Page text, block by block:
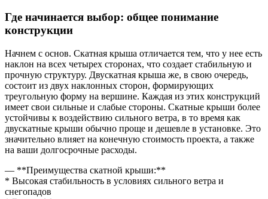
Где начинается выбор: общее понимание
конструкции
Начнем с основ. Скатная крыша отличается тем, что у нее есть
наклон на всех четырех сторонах, что создает стабильную и
прочную структуру. Двускатная крыша же, в свою очередь,
состоит из двух наклонных сторон, формирующих
треугольную форму на вершине. Каждая из этих конструкций
имеет свои сильные и слабые стороны. Скатные крыши более
устойчивы к воздействию сильного ветра, в то время как
двускатные крыши обычно проще и дешевле в установке. Это
значительно влияет на конечную стоимость проекта, а также
на ваши долгосрочные расходы.
— **Преимущества скатной крыши:**
* Высокая стабильность в условиях сильного ветра и
снегопадов